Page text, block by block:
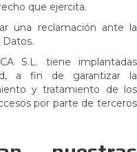
que ejercita.
una reclamación ante la
S.L. tiene implantadas
a fin de garantizar la
y tratamiento de los
por parte de terceros